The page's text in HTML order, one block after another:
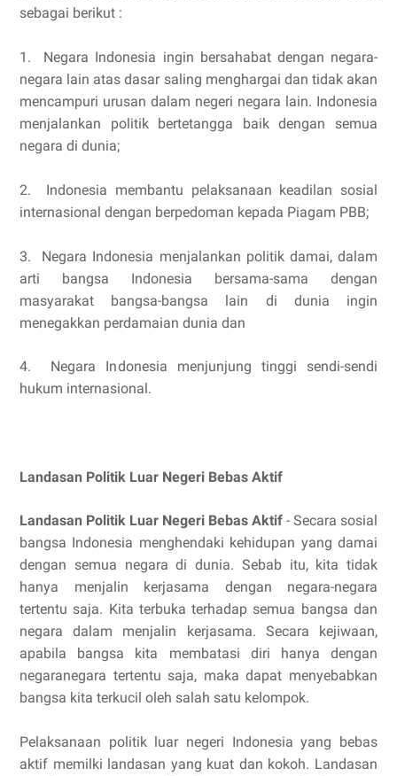
sebagai berikut :
1. Negara Indonesia ingin bersahabat dengan negara-
negara lain atas dasar saling menghargai dan tidak akan
mencampuri urusan dalam negeri negara lain. Indonesia
menjalankan politik bertetangga baik dengan semua
negara di dunia;
2. Indonesia membantu pelaksanaan keadilan sosial
internasional dengan berpedoman kepada Piagam PBB;
3. Negara Indonesia menjalankan politik damai, dalam
arti bangsa Indonesia bersama-sama dengan
masyarakat bangsa-bangsa lain di dunia ingin
menegakkan perdamaian dunia dan
4. Negara Indonesia menjunjung tinggi sendi-sendi
hukum internasional.
Landasan Politik Luar Negeri Bebas Aktif
Landasan Politik Luar Negeri Bebas Aktif - Secara sosial
bangsa Indonesia menghendaki kehidupan yang damai
dengan semua negara di dunia. Sebab itu, kita tidak
hanya menjalin kerjasama dengan negara-negara
tertentu saja. Kita terbuka terhadap semua bangsa dan
negara dalam menjalin kerjasama. Secara kejiwaan,
apabila bangsa kita membatasi diri hanya dengan
negaranegara tertentu saja, maka dapat menyebabkan
bangsa kita terkucil oleh salah satu kelompok.
Pelaksanaan politik luar negeri Indonesia yang bebas
aktif memilki landasan yang kuat dan kokoh. Landasan